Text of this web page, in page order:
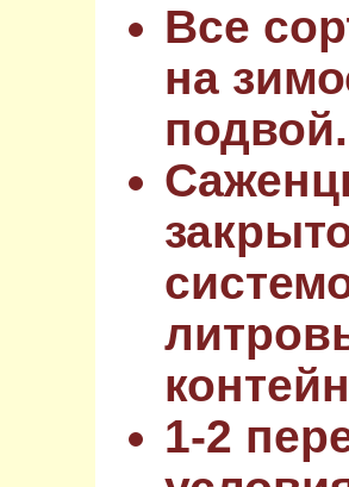
Все
на
подвой.
1-2